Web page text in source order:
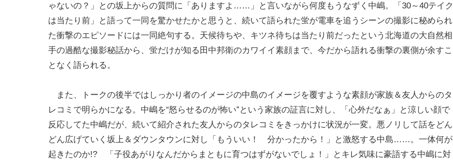
ゃないの？」との坂上からの質問に「ありますよ……」と言いながら何度もうなずく中嶋。「30～40テイク
は当たり前」と語って一同を驚かせたかと思うと、続いて語られた蛍が電車を追うシーンの撮影に秘められ
た衝撃のエピソードには一同絶句する。天候待ちや、キツネ待ちは当たり前だったという北海道の大自然相
手の過酷な撮影秘話から、蛍だけが知る田中邦衛のカワイイ素顔まで、今だから語れる衝撃の裏側が余すこ
となく語られる。
また、トークの後半ではしっかり者のイメージの中島のイメージを覆すような素顔が家族＆友人からのタ
レコミで明らかになる。中嶋を“怒らせるのが怖い”という家族の証言に対し、「心外だなぁ」と涼しい顔で
反応してた中嶋だが、続いて紹介された友人からのタレコミをきっかけに状況が一変。悪ノリして話をどん
どん広げていく坂上＆ダウンタウンに対し「もういい！ 分かったから！」と激怒する中島……。一体何が
起きたのか!? 「子役あがりなんだからまともに育つはずがないでしょ！」とキレ気味に豪語する中嶋に対